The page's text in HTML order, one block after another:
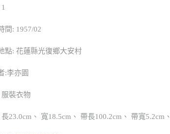
間: 1957/02
點: 花蓮縣光復鄉大安村
:李亦園
服裝衣物
23.0cm、 寬18.5cm、 帶長100.2cm、 帶寬5.2cm、